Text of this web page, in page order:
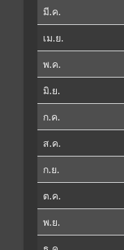
มี.ค.
เม.ย.
พ.ค.
มิ.ย.
ก.ค.
ส.ค.
ก.ย.
ต.ค.
พ.ย.